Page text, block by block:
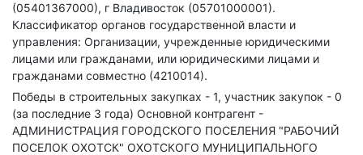
(05401367000), г Владивосток (05701000001).
Классификатор органов государственной власти и
управления: Организации, учрежденные юридическими
лицами или гражданами, или юридическими лицами и
гражданами совместно (4210014).
Победы в строительных закупках - 1, участник закупок - 0
(за последние 3 года) Основной контрагент -
АДМИНИСТРАЦИЯ ГОРОДСКОГО ПОСЕЛЕНИЯ "РАБОЧИЙ
ПОСЕЛОК ОХОТСК" ОХОТСКОГО МУНИЦИПАЛЬНОГО